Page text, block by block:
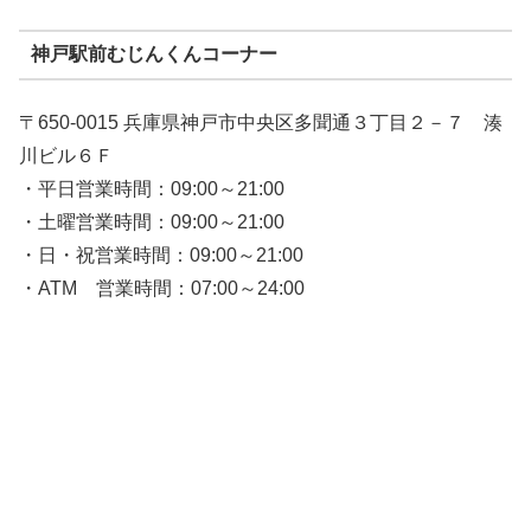
神戸駅前むじんくんコーナー
〒650-0015 兵庫県神戸市中央区多聞通３丁目２－７ 湊
川ビル６Ｆ
・平日営業時間：09:00～21:00
・土曜営業時間：09:00～21:00
・日・祝営業時間：09:00～21:00
・ATM 営業時間：07:00～24:00